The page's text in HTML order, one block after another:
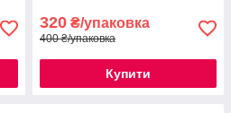
320 ₴/упаковка
400 ₴/упаковка
Купити